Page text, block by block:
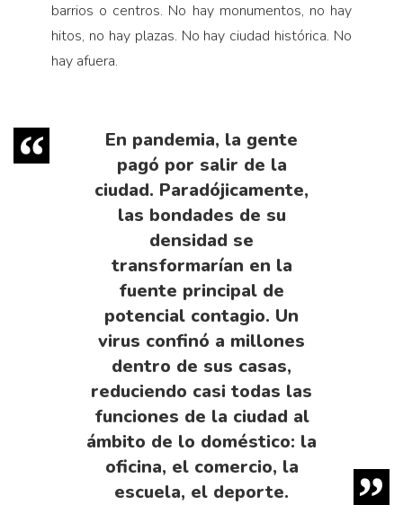
barrios o centros. No hay monumentos, no hay
hitos, no hay plazas. No hay ciudad histórica. No
hay afuera.
En pandemia, la gente
pagó por salir de la
ciudad. Paradójicamente,
las bondades de su
densidad se
transformarían en la
fuente principal de
potencial contagio. Un
virus confinó a millones
dentro de sus casas,
reduciendo casi todas las
funciones de la ciudad al
ámbito de lo doméstico: la
oficina, el comercio, la
escuela, el deporte.